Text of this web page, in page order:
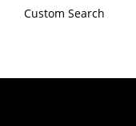
Custom Search